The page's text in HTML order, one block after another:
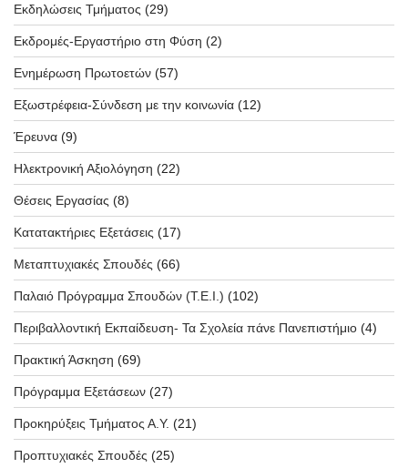
Εκδηλώσεις Τμήματος (29)
Εκδρομές-Εργαστήριο στη Φύση (2)
Ενημέρωση Πρωτοετών (57)
Εξωστρέφεια-Σύνδεση με την κοινωνία (12)
Έρευνα (9)
Ηλεκτρονική Αξιολόγηση (22)
Θέσεις Εργασίας (8)
Κατατακτήριες Εξετάσεις (17)
Μεταπτυχιακές Σπουδές (66)
Παλαιό Πρόγραμμα Σπουδών (T.E.I.) (102)
Περιβαλλοντική Εκπαίδευση- Τα Σχολεία πάνε Πανεπιστήμιο (4)
Πρακτική Άσκηση (69)
Πρόγραμμα Εξετάσεων (27)
Προκηρύξεις Τμήματος Α.Υ. (21)
Προπτυχιακές Σπουδές (25)